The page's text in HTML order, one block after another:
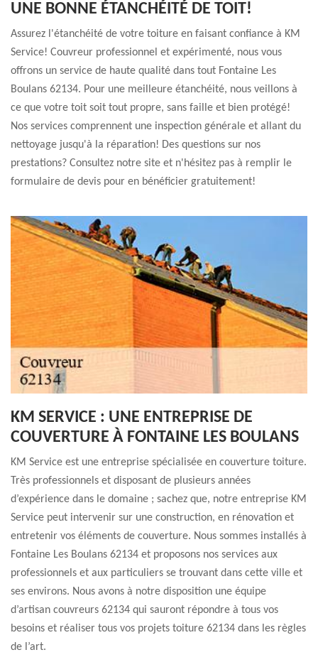
UNE BONNE ÉTANCHÉITÉ DE TOIT!
Assurez l'étanchéité de votre toiture en faisant confiance à KM
Service! Couvreur professionnel et expérimenté, nous vous
offrons un service de haute qualité dans tout Fontaine Les
Boulans 62134. Pour une meilleure étanchéité, nous veillons à
ce que votre toit soit tout propre, sans faille et bien protégé!
Nos services comprennent une inspection générale et allant du
nettoyage jusqu'à la réparation! Des questions sur nos
prestations? Consultez notre site et n'hésitez pas à remplir le
formulaire de devis pour en bénéficier gratuitement!
KM SERVICE : UNE ENTREPRISE DE
COUVERTURE À FONTAINE LES BOULANS
KM Service est une entreprise spécialisée en couverture toiture.
Très professionnels et disposant de plusieurs années
d’expérience dans le domaine ; sachez que, notre entreprise KM
Service peut intervenir sur une construction, en rénovation et
entretenir vos éléments de couverture. Nous sommes installés à
Fontaine Les Boulans 62134 et proposons nos services aux
professionnels et aux particuliers se trouvant dans cette ville et
ses environs. Nous avons à notre disposition une équipe
d’artisan couvreurs 62134 qui sauront répondre à tous vos
besoins et réaliser tous vos projets toiture 62134 dans les règles
de l’art.